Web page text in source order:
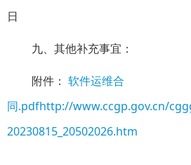
日
九、其他补充事宜：
附件： 软件运维合
同.pdfhttp://www.ccgp.gov.cn/
20230815_20502026.htm